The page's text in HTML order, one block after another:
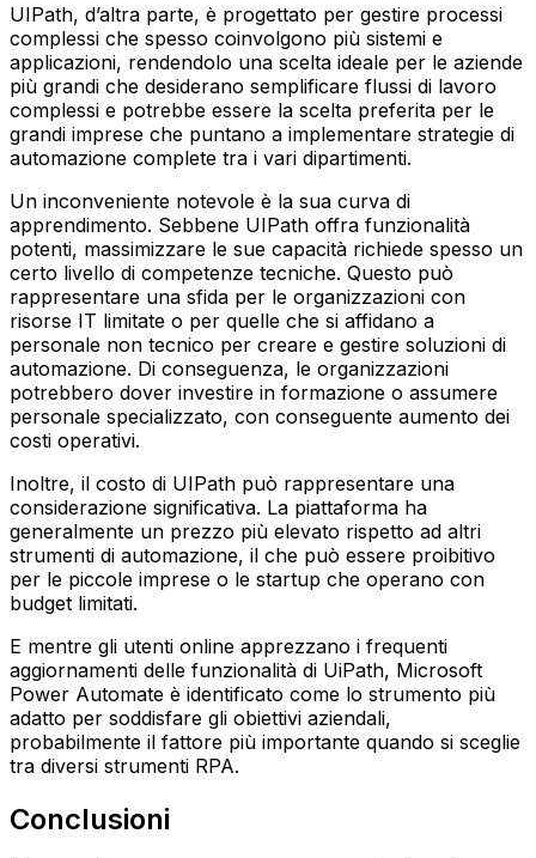
UIPath, d’altra parte, è progettato per gestire processi
complessi che spesso coinvolgono più sistemi e
applicazioni, rendendolo una scelta ideale per le aziende
più grandi che desiderano semplificare flussi di lavoro
complessi e potrebbe essere la scelta preferita per le
grandi imprese che puntano a implementare strategie di
automazione complete tra i vari dipartimenti.
Un inconveniente notevole è la sua curva di
apprendimento. Sebbene UIPath offra funzionalità
potenti, massimizzare le sue capacità richiede spesso un
certo livello di competenze tecniche. Questo può
rappresentare una sfida per le organizzazioni con
risorse IT limitate o per quelle che si affidano a
personale non tecnico per creare e gestire soluzioni di
automazione. Di conseguenza, le organizzazioni
potrebbero dover investire in formazione o assumere
personale specializzato, con conseguente aumento dei
costi operativi.
Inoltre, il costo di UIPath può rappresentare una
considerazione significativa. La piattaforma ha
generalmente un prezzo più elevato rispetto ad altri
strumenti di automazione, il che può essere proibitivo
per le piccole imprese o le startup che operano con
budget limitati.
E mentre gli utenti online apprezzano i frequenti
aggiornamenti delle funzionalità di UiPath, Microsoft
Power Automate è identificato come lo strumento più
adatto per soddisfare gli obiettivi aziendali,
probabilmente il fattore più importante quando si sceglie
tra diversi strumenti RPA.
Conclusioni